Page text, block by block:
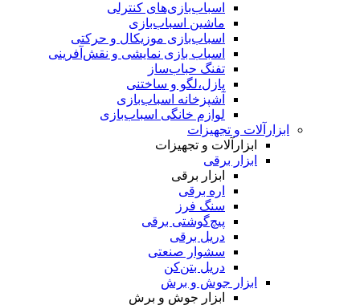
اسباب‌بازی‌های کنترلی
ماشین اسباب‌بازی
اسباب‌بازی موزیکال و حرکتی
اسباب بازی نمایشی و نقش‌آفرینی
تفنگ حباب‌ساز
پازل،لگو و ساختنی
آشپزخانه اسباب‌بازی
لوازم خانگی اسباب‌بازی
ابزارآلات و تجهیزات
ابزارآلات و تجهیزات
ابزار برقی
ابزار برقی
اره برقی
سنگ فرز
پیچ‌گوشتی برقی
دریل برقی
سشوار صنعتی
دریل بتن‌کن
ابزار جوش و برش
ابزار جوش و برش